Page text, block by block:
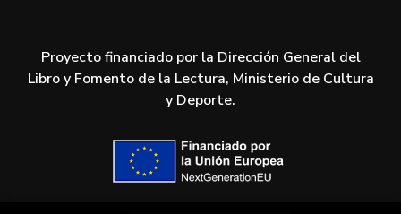
Proyecto financiado por la Dirección General del
Libro y Fomento de la Lectura, Ministerio de Cultura
y Deporte.